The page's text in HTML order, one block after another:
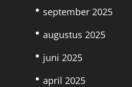
september 2025
augustus 2025
juni 2025
april 2025